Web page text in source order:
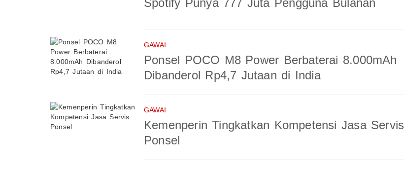
Spotify Punya 777 Juta Pengguna Bulanan
GAWAI
Ponsel POCO M8 Power Berbaterai 8.000mAh
Dibanderol Rp4,7 Jutaan di India
GAWAI
Kemenperin Tingkatkan Kompetensi Jasa Servis
Ponsel